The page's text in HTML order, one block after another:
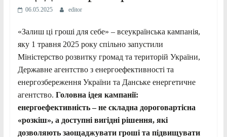
06.05.2025 editor
«Залиш ці гроші для себе» – всеукраїнська кампанія,
яку 1 травня 2025 року спільно запустили
Міністерство розвитку громад та територій України,
Державне агентство з енергоефективності та
енергозбереження України та Данське енергетичне
агентство. Головна ідея кампанії:
енергоефективність – не складна дороговартісна
«розкіш», а доступні вигідні рішення, які
дозволяють заощаджувати гроші та підвищувати